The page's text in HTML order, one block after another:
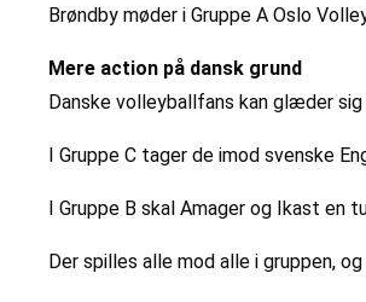
Brøndby møder i Gruppe A Oslo
Mere action på dansk grund
Danske volleyballfans kan glæder
I Gruppe C tager de imod svenske
I Gruppe B skal Amager og Ikast
Der spilles alle mod alle i gruppen,